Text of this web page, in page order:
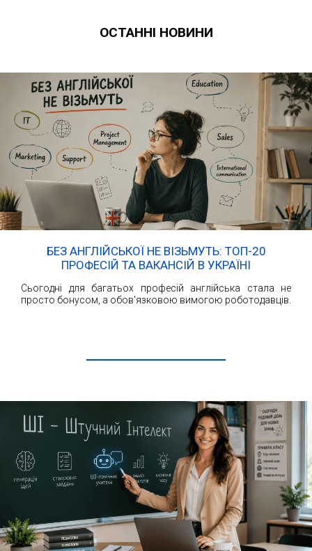
ОСТАННІ НОВИНИ
БЕЗ АНГЛІЙСЬКОЇ НЕ ВІЗЬМУТЬ: ТОП-20
ПРОФЕСІЙ ТА ВАКАНСІЙ В УКРАЇНІ
Сьогодні для багатьох професій англійська стала не
просто бонусом, а обов'язковою вимогою роботодавців.